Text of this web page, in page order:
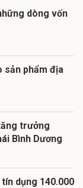
dòng vốn
sản phẩm địa
trưởng
Bình Dương
dụng 140.000